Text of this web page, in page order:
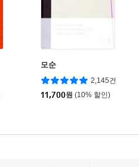
모순
2,145건
11,700원 (10% 할인)